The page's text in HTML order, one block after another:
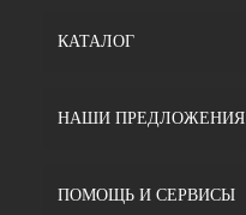
КАТАЛОГ
НАШИ ПРЕДЛОЖЕНИЯ
ПОМОЩЬ И СЕРВИСЫ